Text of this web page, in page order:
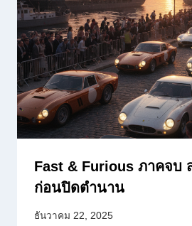
Fast & Furious ภาคจบ
ก่อนปิดตำนาน
ธันวาคม 22, 2025